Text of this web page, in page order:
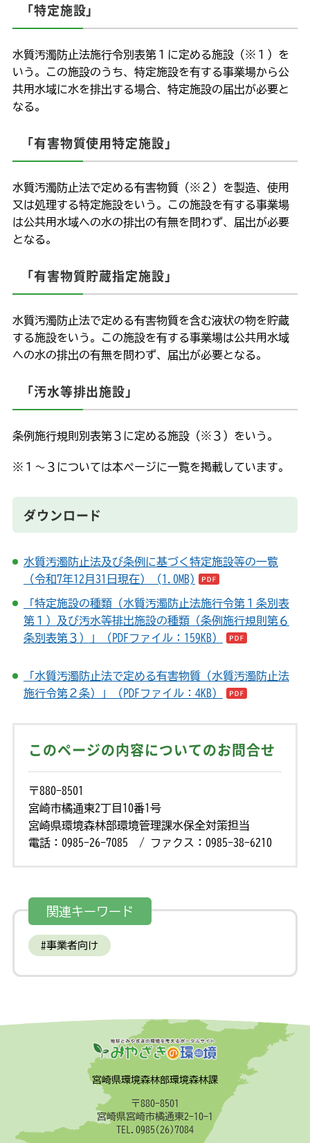
「特定施設」
水質汚濁防止法施行令別表第１に定める施設（※１）を
いう。この施設のうち、特定施設を有する事業場から公
共用水域に水を排出する場合、特定施設の届出が必要と
なる。
「有害物質使用特定施設」
水質汚濁防止法で定める有害物質（※２）を製造、使用
又は処理する特定施設をいう。この施設を有する事業場
は公共用水域への水の排出の有無を問わず、届出が必要
となる。
「有害物質貯蔵指定施設」
水質汚濁防止法で定める有害物質を含む液状の物を貯蔵
する施設をいう。この施設を有する事業場は公共用水域
への水の排出の有無を問わず、届出が必要となる。
「汚水等排出施設」
条例施行規則別表第３に定める施設（※３）をいう。
※１～３については本ページに一覧を掲載しています。
ダウンロード
水質汚濁防止法及び条例に基づく特定施設等の一覧
（令和7年12月31日現在） (1.0MB)
「特定施設の種類（水質汚濁防止法施行令第１条別表
第１）及び汚水等排出施設の種類（条例施行規則第６
条別表第３）」（PDFファイル：159KB）
「水質汚濁防止法で定める有害物質（水質汚濁防止法
施行令第２条）」（PDFファイル：4KB）
このページの内容についてのお問合せ
〒880-8501
宮崎市橘通東2丁目10番1号
宮崎県環境森林部環境管理課水保全対策担当
電話：0985-26-7085 / ファクス：0985-38-6210
関連キーワード
事業者向け
宮崎県環境森林部環境森林課
〒880-8501
宮崎県宮崎市橘通東2-10-1
TEL.0985(26)7084